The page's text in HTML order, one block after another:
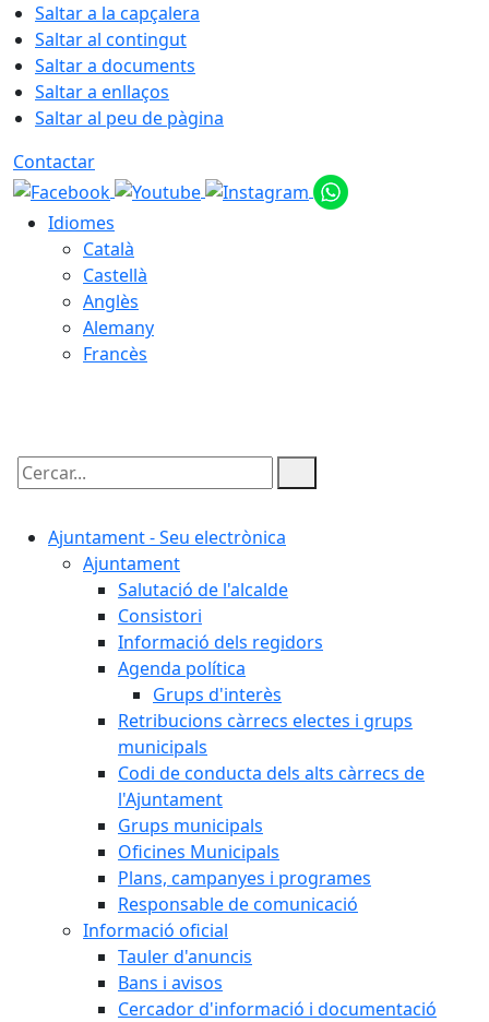
Saltar a la capçalera
Saltar al contingut
Saltar a documents
Saltar a enllaços
Saltar al peu de pàgina
Contactar
Idiomes
Català
Castellà
Anglès
Alemany
Francès
Cercar:
Ajuntament - Seu electrònica
Ajuntament
Salutació de l'alcalde
Consistori
Informació dels regidors
Agenda política
Grups d'interès
Retribucions càrrecs electes i grups
municipals
Codi de conducta dels alts càrrecs de
l'Ajuntament
Grups municipals
Oficines Municipals
Plans, campanyes i programes
Responsable de comunicació
Informació oficial
Tauler d'anuncis
Bans i avisos
Cercador d'informació i documentació